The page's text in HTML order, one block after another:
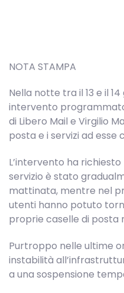
NOTA STAMPA
Nella notte tra il 13 e il
intervento
di Libero Mail e Virgilio
posta e i servizi ad esse
L’intervento ha
servizio è stato
mattinata, mentre nel
utenti hanno potuto
proprie caselle di posta
Purtroppo nelle ultime
instabilità
a una sospensione
navigation